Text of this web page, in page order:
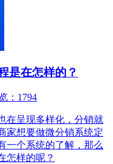
是在怎样的？
：1794
在呈现多样化，分销就
家想要做微分销系统定
一个系统的了解，那么
怎样的呢？